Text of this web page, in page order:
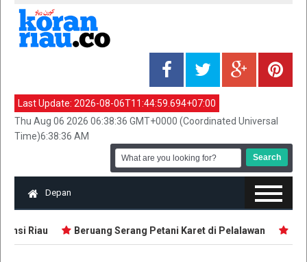
Last Update: 2026-08-06T11:44:59.694+07:00
Thu Aug 06 2026 06:38:36 GMT+0000 (Coordinated Universal
Time)6:38:36 AM
Depan
Riau Beruang Serang Petani Karet di Pelalawan